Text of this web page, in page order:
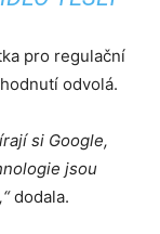
pro regulační
odvolá.
si Google,
jsou
dodala.